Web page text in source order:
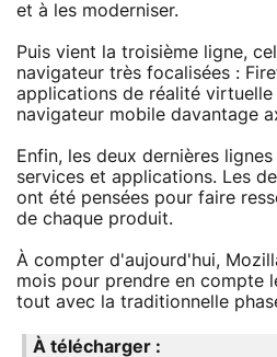
et à les moderniser.
Puis vient la troisième ligne,
navigateur très focalisées :
applications de réalité virtuelle
navigateur mobile davantage
Enfin, les deux dernières
services et applications. Les
ont été pensées pour faire
de chaque produit.
À compter d'aujourd'hui,
mois pour prendre en compte
tout avec la traditionnelle
À télécharger :